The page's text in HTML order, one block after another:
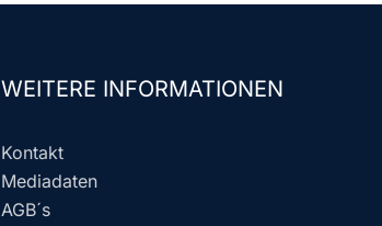
WEITERE INFORMATIONEN
Kontakt
Mediadaten
AGB´s